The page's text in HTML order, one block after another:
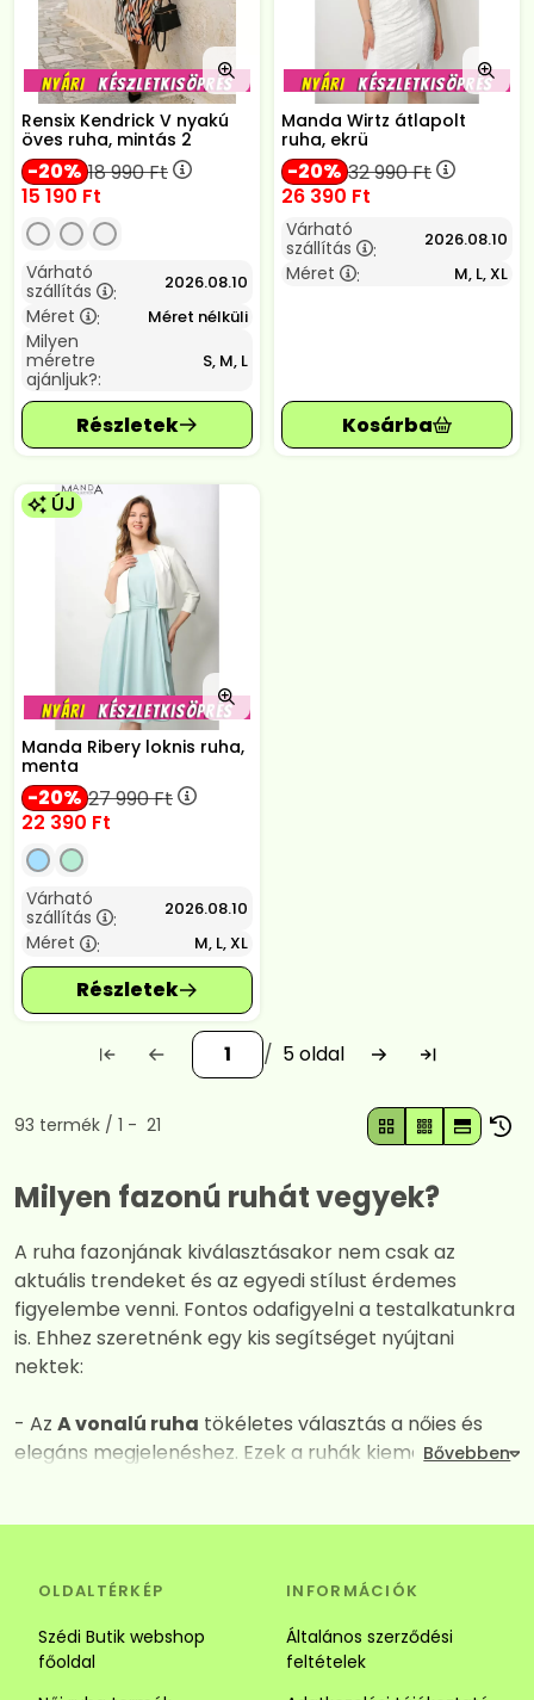
Rensix Kendrick V nyakú
öves ruha, mintás 2
20 18 990Ft
15 190 Ft
Várható
szállítás
: 2026.08.10
Méret : Méret nélküli
Milyen
méretre
ajánljuk?:
S, M, L
Manda Wirtz átlapolt
ruha, ekrü
20 32 990Ft
26 390 Ft
Várható
szállítás
: 2026.08.10
Méret : M, L, XL
ÚJ
Manda Ribery loknis ruha,
menta
20 27 990Ft
22 390 Ft
Várható
szállítás
: 2026.08.10
Méret : M, L, XL
5
Összes termék a kategóriában
93 termék 1 21
Milyen fazonú ruhát vegyek?
A ruha fazonjának kiválasztásakor nem csak az
aktuális trendeket és az egyedi stílust érdemes
figyelembe venni. Fontos odafigyelni a testalkatunkra
is. Ehhez szeretnénk egy kis segítséget nyújtani
nektek:
- Az A vonalú ruha tökéletes választás a nőies és
elegáns megjelenéshez. Ezek a ruhák kiemelik a
kombinációja garantálja a maximális kényelmet és a
vonzó megjelenést. Tökéletes választás alkalomra és
hétköznapra is.
OLDALTÉRKÉP
Szédi Butik webshop
főoldal
INFORMÁCIÓK
Általános szerződési
feltételek